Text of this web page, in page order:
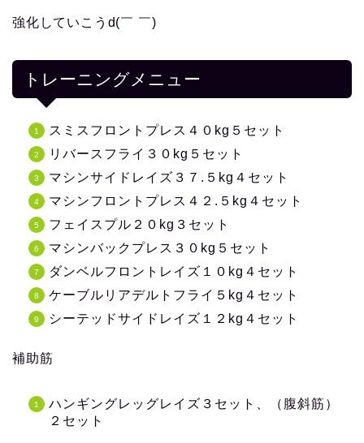
強化していこうd(￣ ￣)
トレーニングメニュー
スミスフロントプレス４０kg５セット
リバースフライ３０kg５セット
マシンサイドレイズ３７.５kg４セット
マシンフロントプレス４２.５kg４セット
フェイスプル２０kg３セット
マシンバックプレス３０kg５セット
ダンベルフロントレイズ１０kg４セット
ケーブルリアデルトフライ５kg４セット
シーテッドサイドレイズ１２kg４セット
補助筋
ハンギングレッグレイズ３セット、（腹斜筋）
２セット